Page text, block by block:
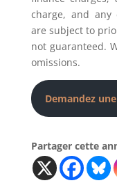
charge, and any
are subject to
not guaranteed.
omissions.
Demandez
Partager cette